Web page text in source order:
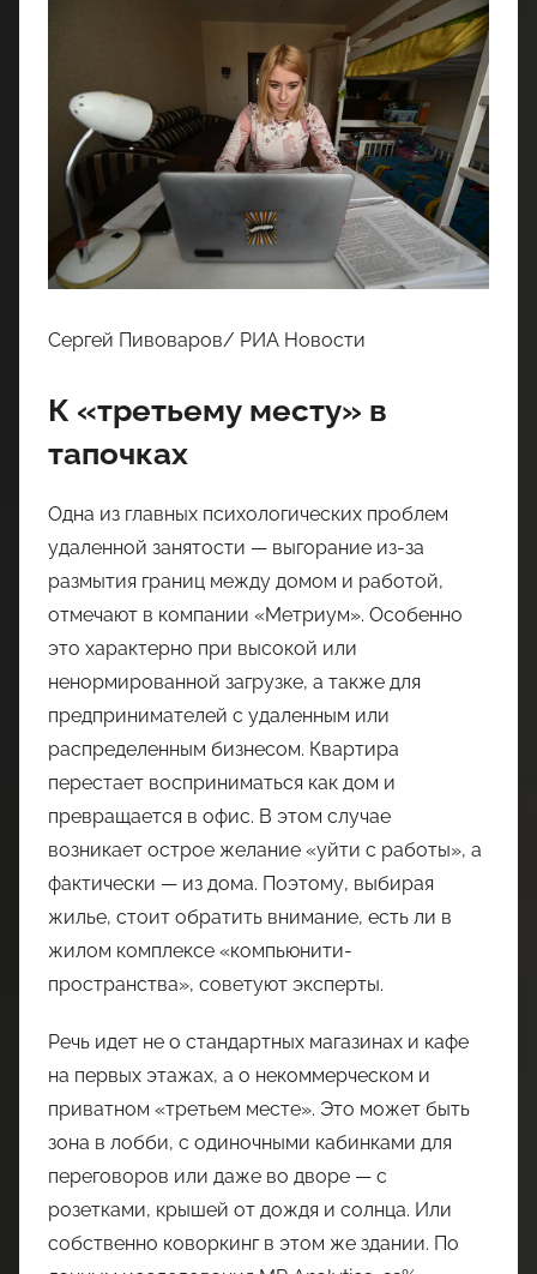
Сергей Пивоваров/ РИА Новости
К «третьему месту» в
тапочках
Одна из главных психологических проблем
удаленной занятости — выгорание из-за
размытия границ между домом и работой,
отмечают в компании «Метриум». Особенно
это характерно при высокой или
ненормированной загрузке, а также для
предпринимателей с удаленным или
распределенным бизнесом. Квартира
перестает восприниматься как дом и
превращается в офис. В этом случае
возникает острое желание «уйти с работы», а
фактически — из дома. Поэтому, выбирая
жилье, стоит обратить внимание, есть ли в
жилом комплексе «компьюнити-
пространства», советуют эксперты.
Речь идет не о стандартных магазинах и кафе
на первых этажах, а о некоммерческом и
приватном «третьем месте». Это может быть
зона в лобби, с одиночными кабинками для
переговоров или даже во дворе — с
розетками, крышей от дождя и солнца. Или
собственно коворкинг в этом же здании. По